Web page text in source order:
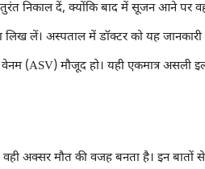
निकाल दें, क्योंकि बाद में सूजन आने पर
लें। अस्पताल में डॉक्टर को यह
(ASV) मौजूद हो। यही एकमात्र असली
अक्सर मौत की वजह बनता है। इन बातों